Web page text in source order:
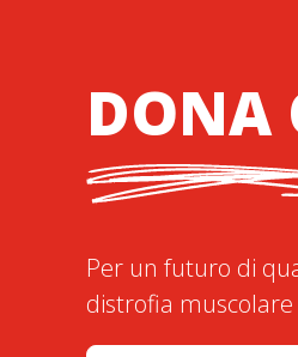
DONA
Per un futuro di
distrofia